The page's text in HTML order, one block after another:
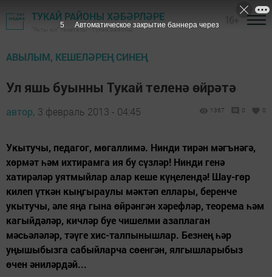
ТУКАЙ РАЙОНЫ ХӘБӘРЛӘРЕ
"Якты юл" газетасы - Тукай районы
АВЫЛЫМ, КЕШЕЛӘРЕҢ СИНЕҢ
Ул яшь буынны Тукай теленә өйрәтә
автор, 3 февраль 2013 - 04:45 1367 0 0
Укытучы, педагог, мөгаллимә. Нинди тирән мәгънәгә,
хөрмәт һәм ихтирамга ия бу сүзләр! Нинди генә
хатирәләр уятмыйлар алар кеше күңелендә! Шау-гөр
килеп үткән кыңгыраулы мәктәп еллары, беренче
укытучы, әле яңа гына өйрәнгән хәрефләр, теорема һәм
кагыйдәләр, кичләр буе чишелми азаплаган
мәсьәләләр, тәүге хис-талпынышлар. Безнең һәр
уңышыбызга сабыйларча сөенгән, ялгышларыбыз
өчен әниләрдәй...
5 Автоматическое закрытие баннера через